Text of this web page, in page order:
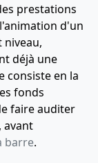
prestations
d'un
niveau,
déjà une
consiste en la
fonds
faire auditer
avant
barre.